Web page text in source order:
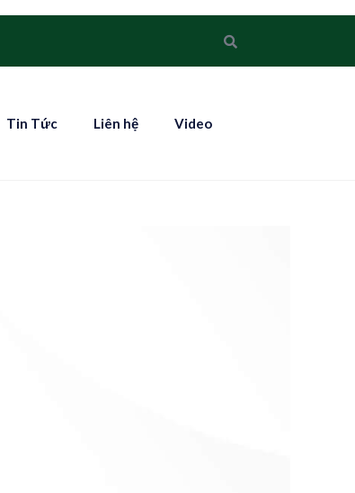
Tin Tức Liên hệ Video